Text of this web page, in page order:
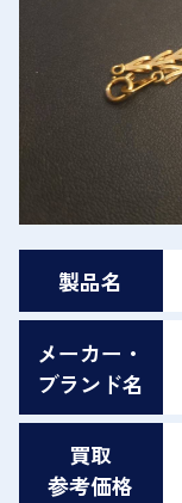
製品名
メーカー・
ブランド名
買取
参考価格